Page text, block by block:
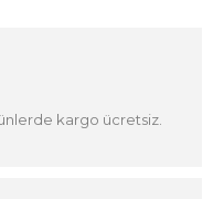
kargo ücretsiz.